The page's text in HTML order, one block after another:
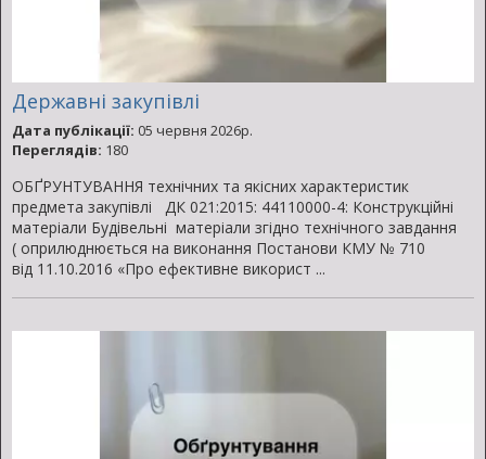
Державні закупівлі
Дата публікації: 05 червня 2026р.
Переглядів: 180
ОБҐРУНТУВАННЯ технічних та якісних характеристик
предмета закупівлі ДК 021:2015: 44110000-4: Конструкційні
матеріали Будівельні матеріали згідно технічного завдання
( оприлюднюється на виконання Постанови КМУ № 710
від 11.10.2016 «Про ефективне використ ...